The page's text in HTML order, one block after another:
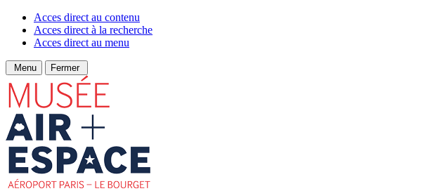
Acces direct au contenu
Acces direct à la recherche
Acces direct au menu
Menu Fermer